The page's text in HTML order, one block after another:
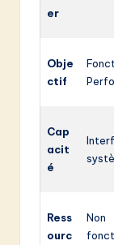
er
Obje
ctif
Cap
acit
é
Ress
ourc
Non